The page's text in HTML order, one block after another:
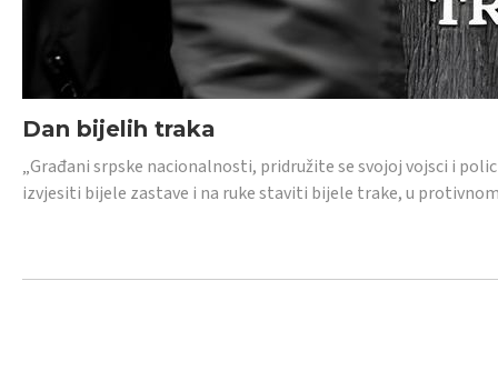
Dan bijelih traka
„Građani srpske nacionalnosti, pridružite se svojoj vojsci i
izvjesiti bijele zastave i na ruke staviti bijele trake, u